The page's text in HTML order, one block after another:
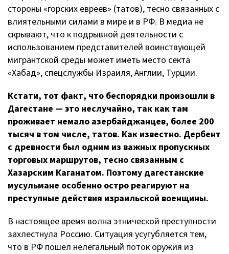
стороны «горских евреев» (татов), тесно связанных с
влиятельными силами в мире и в РФ. В медиа не
скрывают, что к подрывной деятельности с
использованием представителей воинствующей
мигрантской среды может иметь место секта
«Хабад», спецслужбы Израиля, Англии, Турции.
Кстати, тот факт, что беспорядки произошли в
Дагестане — это неслучайно, так как там
проживает немало азербайджанцев, более 200
тысяч в том числе, татов. Как известно. Дербент
с древности был одним из важных пропускных
торговых маршрутов, тесно связанным с
Хазарским Каганатом. Поэтому дагестанские
мусульмане особенно остро реагируют на
преступные действия израильской военщины.
В настоящее время волна этнической преступности
захлестнула Россию. Ситуация усугубляется тем,
что в РФ пошел нелегальный поток оружия из